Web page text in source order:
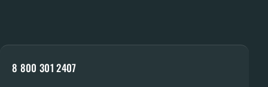
8 800 301 2407